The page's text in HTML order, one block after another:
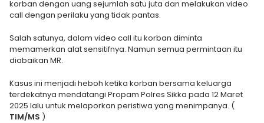
korban dengan uang sejumlah satu juta dan melakukan video
call dengan perilaku yang tidak pantas.
Salah satunya, dalam video call itu korban diminta
memamerkan alat sensitifnya. Namun semua permintaan itu
diabaikan MR.
Kasus ini menjadi heboh ketika korban bersama keluarga
terdekatnya mendatangi Propam Polres Sikka pada 12 Maret
2025 lalu untuk melaporkan peristiwa yang menimpanya. (
TIM/MS )